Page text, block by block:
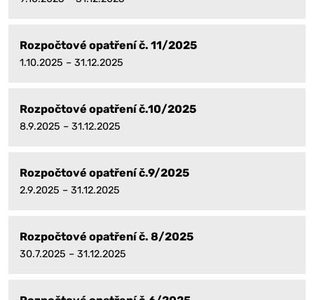
Rozpočtové opatření č. 11/2025
1.10.2025 – 31.12.2025
Rozpočtové opatření č.10/2025
8.9.2025 – 31.12.2025
Rozpočtové opatření č.9/2025
2.9.2025 – 31.12.2025
Rozpočtové opatření č. 8/2025
30.7.2025 – 31.12.2025